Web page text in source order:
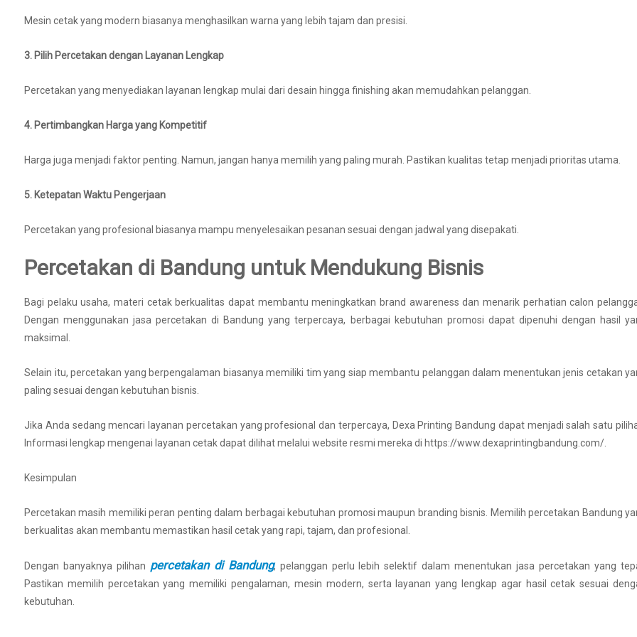
Mesin cetak yang modern biasanya menghasilkan warna yang lebih tajam dan presisi.
3. Pilih Percetakan dengan Layanan Lengkap
Percetakan yang menyediakan layanan lengkap mulai dari desain hingga finishing akan memudahkan pelanggan.
4. Pertimbangkan Harga yang Kompetitif
Harga juga menjadi faktor penting. Namun, jangan hanya memilih yang paling murah. Pastikan kualitas tetap menjadi prioritas utama.
5. Ketepatan Waktu Pengerjaan
Percetakan yang profesional biasanya mampu menyelesaikan pesanan sesuai dengan jadwal yang disepakati.
Percetakan di Bandung untuk Mendukung Bisnis
Bagi pelaku usaha, materi cetak berkualitas dapat membantu meningkatkan brand awareness dan menarik perhatian calon
Dengan menggunakan jasa percetakan di Bandung yang terpercaya, berbagai kebutuhan promosi dapat dipenuhi dengan hasil
maksimal.
Selain itu, percetakan yang berpengalaman biasanya memiliki tim yang siap membantu pelanggan dalam menentukan jenis cetakan
paling sesuai dengan kebutuhan bisnis.
Jika Anda sedang mencari layanan percetakan yang profesional dan terpercaya, Dexa Printing Bandung dapat menjadi salah satu
Informasi lengkap mengenai layanan cetak dapat dilihat melalui website resmi mereka di https://www.dexaprintingbandung.com/.
Kesimpulan
Percetakan masih memiliki peran penting dalam berbagai kebutuhan promosi maupun branding bisnis. Memilih percetakan Bandung
berkualitas akan membantu memastikan hasil cetak yang rapi, tajam, dan profesional.
Dengan banyaknya pilihan percetakan di Bandung, pelanggan perlu lebih selektif dalam menentukan jasa percetakan yang
Pastikan memilih percetakan yang memiliki pengalaman, mesin modern, serta layanan yang lengkap agar hasil cetak sesuai
kebutuhan.